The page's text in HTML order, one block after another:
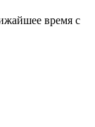
время с